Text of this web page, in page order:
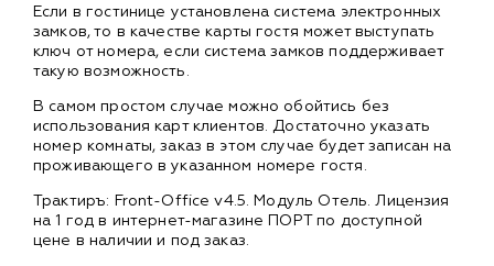
Если в гостинице установлена система электронных
замков, то в качестве карты гостя может выступать
ключ от номера, если система замков поддерживает
такую возможность.
В самом простом случае можно обойтись без
использования карт клиентов. Достаточно указать
номер комнаты, заказ в этом случае будет записан на
проживающего в указанном номере гостя.
Трактиръ: Front-Office v4.5. Модуль Отель. Лицензия
на 1 год в интернет-магазине ПОРТ по доступной
цене в наличии и под заказ.